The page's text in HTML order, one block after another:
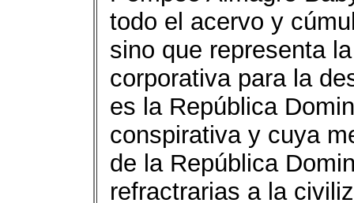
todo el acervo y
sino que representa
corporativa para la
es la República
conspirativa y cuya
de la República
refractrarias a la